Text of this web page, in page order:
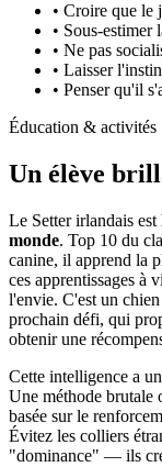
• Croire que le
• Sous-estimer
• Ne pas
• Laisser
• Penser qu'il
Éducation & activités
Un élève
Le Setter irlandais est
monde. Top 10 du
canine, il apprend la
ces apprentissages à
l'envie. C'est un
prochain défi, qui
obtenir une
Cette intelligence a
Une méthode brutale
basée sur le
Évitez les colliers
"dominance" — ils